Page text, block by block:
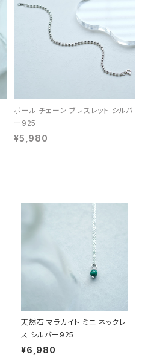
ボール チェーン ブレスレット シルバ
ー925
¥5,980
天然石 マラカイト ミニ ネックレ
ス シルバー925
¥6,980